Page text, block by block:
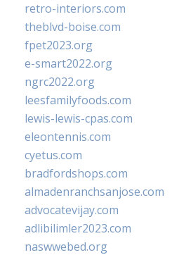
retro-interiors.com
theblvd-boise.com
fpet2023.org
e-smart2022.org
ngrc2022.org
leesfamilyfoods.com
lewis-lewis-cpas.com
eleontennis.com
cyetus.com
bradfordshops.com
almadenranchsanjose.com
advocatevijay.com
adlibilimler2023.com
naswwebed.org